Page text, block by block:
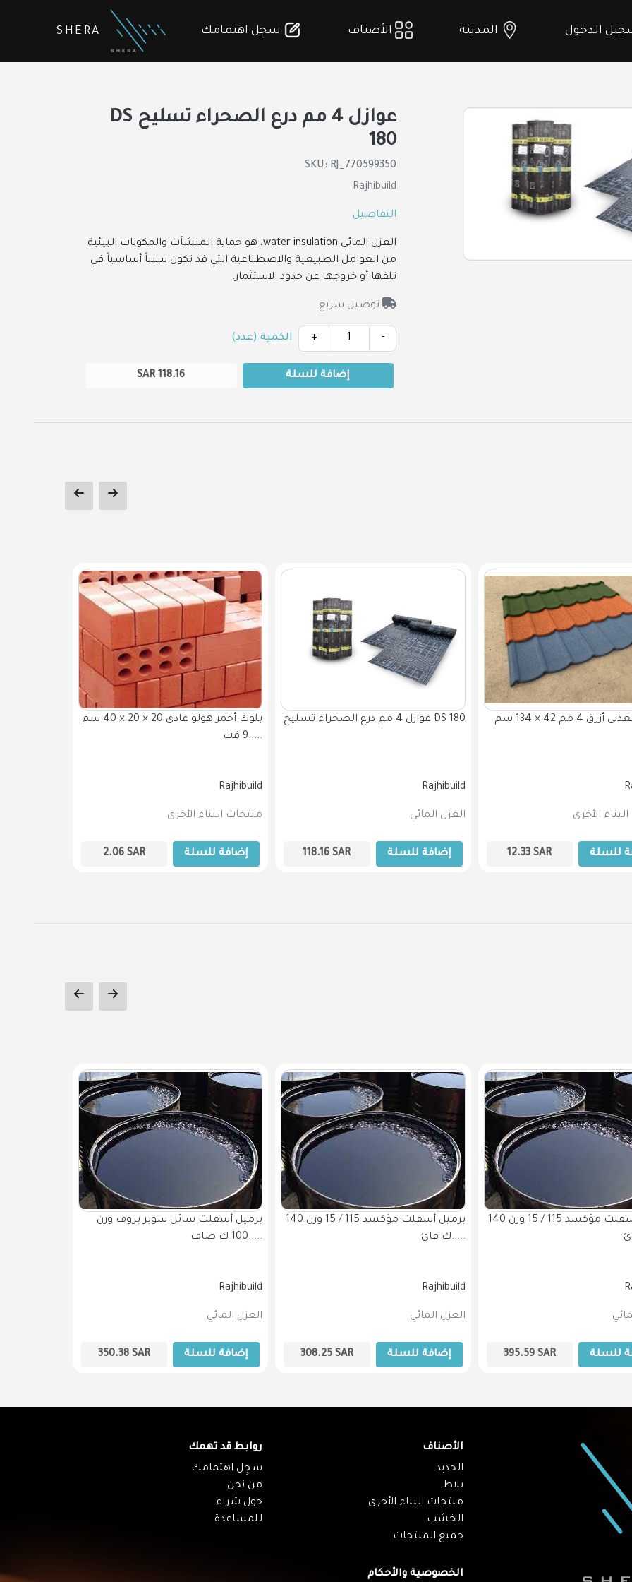
SHERA الدخول المدينة الأصناف سجِل اهتمامك
عوازل 4 مم درع الصحراء تسليح DS
180
SKU: RJ_770599350
Rajhibuild
التفاصيل
العزل المائي water insulation، هو حماية المنشآت والمكونات البيئية
من العوامل الطبيعية والاصطناعية التي قد تكون سبباً أساسياً في
تلفها أو خروجها عن حدود الاستثمار.
توصيل سريع
الكمية (عدد)
إضافة للسلة 118.16
بلوك أحمر هولو عادى 20 × 20 × 40 سم
9 فت.....
Rajhibuild
منتجات البناء الأخرى
2.06 SAR إضافة للسلة
عوازل 4 مم درع الصحراء تسليح DS 180
Rajhibuild
العزل المائي
118.16 SAR إضافة للسلة
الأخرى
12.33 SAR للسلة
برميل أسفلت سائل سوبر بروف وزن
100 ك صاف.....
Rajhibuild
العزل المائي
350.38 SAR إضافة للسلة
برميل أسفلت مؤكسد 115 / 15 وزن 140
ك قائ.....
Rajhibuild
العزل المائي
308.25 SAR إضافة للسلة
برميل أسفلت مؤكسد 115 / 15 وزن 140
395.59 SAR للسلة
الأصناف
الحديد
بلاط
منتجات البناء الأخرى
الخشب
جميع المنتجات
الخصوصية والأحكام
روابط قد تهمك
سجِل اهتمامك
من نحن
حول شراء
للمساعدة